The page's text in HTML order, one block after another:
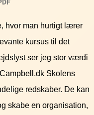
hvor man hurtigt lærer
kursus til det
ser jeg stor værdi
Skolens
redskaber. De kan
skabe en organisation,